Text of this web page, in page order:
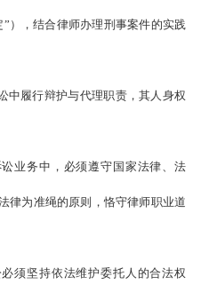
），结合律师办理刑事案件的实践
中履行辩护与代理职责，其人身权
业务中，必须遵守国家法律、法
律为准绳的原则，恪守律师职业道
须坚持依法维护委托人的合法权